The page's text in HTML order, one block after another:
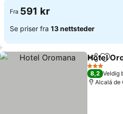
Fra 591 kr
Se priser fra 13 nettsteder
Del
Hotel
3 Stjerner
8,2 Veldig
Alcalá de